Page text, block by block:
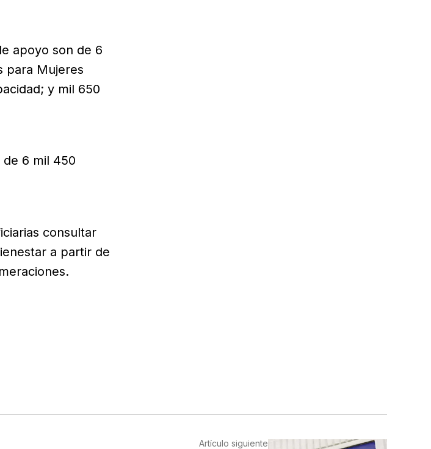
apoyo son de 6
para Mujeres
y mil 650
de 6 mil 450
consultar
a partir de
Artículo siguiente